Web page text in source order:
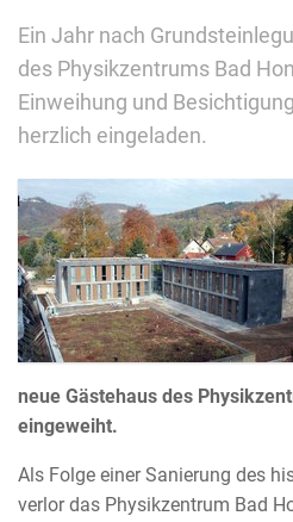
Ein Jahr nach
des Physikzentrums Bad
Einweihung und
herzlich eingeladen.
neue Gästehaus des
eingeweiht.
Als Folge einer Sanierung des
verlor das Physikzentrum Bad